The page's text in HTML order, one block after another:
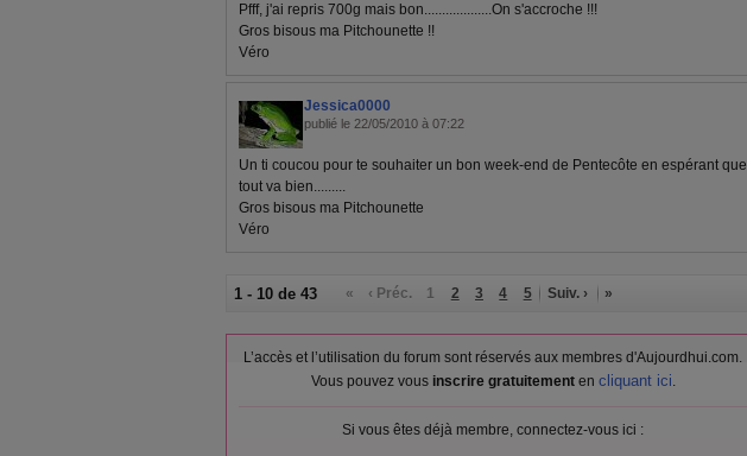
Pfff, j'ai repris 700g mais bon...................On s'accroche !!!
Gros bisous ma Pitchounette !!
Véro
Jessica0000
publié le 22/05/2010 à 07:22
Un ti coucou pour te souhaiter un bon week-end de Pentecôte en espérant que
tout va bien.........
Gros bisous ma Pitchounette
Véro
1 - 10 de 43 « ‹ Préc. 1 2 3 4 5 Suiv. › »
L’accès et l’utilisation du forum sont réservés aux membres d'Aujourdhui.com.
Vous pouvez vous inscrire gratuitementen cliquant ici.
Si vous êtes déjà membre, connectez-vous ici :